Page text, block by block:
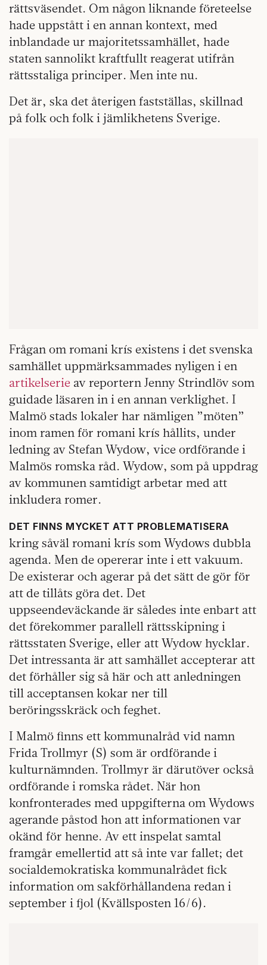
rättsväsendet. Om någon liknande företeelse
hade uppstått i en annan kontext, med
inblandade ur majoritetssamhället, hade
staten sannolikt kraftfullt reagerat utifrån
rättsstaliga principer. Men inte nu.
Det är, ska det återigen fastställas, skillnad
på folk och folk i jämlikhetens Sverige.
Frågan om romani krís existens i det svenska
samhället uppmärksammades nyligen i en
artikelserie av reportern Jenny Strindlöv som
guidade läsaren in i en annan verklighet. I
Malmö stads lokaler har nämligen ”möten”
inom ramen för romani krís hållits, under
ledning av Stefan Wydow, vice ordförande i
Malmös romska råd. Wydow, som på uppdrag
av kommunen samtidigt arbetar med att
inkludera romer.
DET FINNS MYCKET ATT PROBLEMATISERA
kring såväl romani krís som Wydows dubbla
agenda. Men de opererar inte i ett vakuum.
De existerar och agerar på det sätt de gör för
att de tillåts göra det. Det
uppseendeväckande är således inte enbart att
det förekommer parallell rättsskipning i
rättsstaten Sverige, eller att Wydow hycklar.
Det intressanta är att samhället accepterar att
det förhåller sig så här och att anledningen
till acceptansen kokar ner till
beröringsskräck och feghet.
I Malmö finns ett kommunalråd vid namn
Frida Trollmyr (S) som är ordförande i
kulturnämnden. Trollmyr är därutöver också
ordförande i romska rådet. När hon
konfronterades med uppgifterna om Wydows
agerande påstod hon att informationen var
okänd för henne. Av ett inspelat samtal
framgår emellertid att så inte var fallet; det
socialdemokratiska kommunalrådet fick
information om sakförhållandena redan i
september i fjol (Kvällsposten 16/6).